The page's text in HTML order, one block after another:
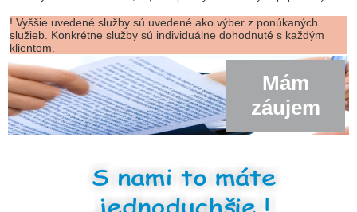
! Vyššie uvedené služby sú uvedené ako výber z ponúkaných
služieb. Konkrétne služby sú individuálne dohodnuté s každým
klientom.
Mám
záujem